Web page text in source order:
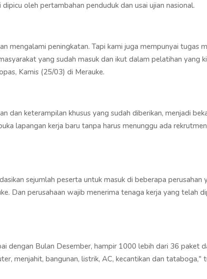
oleh pertambahan penduduk dan usai ujian nasional.
mengalami peningkatan. Tapi kami juga mempunyai tugas
yang sudah masuk dan ikut dalam pelatihan yang
Kamis (25/03) di Merauke.
dan keterampilan khusus yang sudah diberikan, menjadi
lapangan kerja baru tanpa harus menunggu ada
sejumlah peserta untuk masuk di beberapa perusahan
Dan perusahaan wajib menerima tenaga kerja yang telah
dengan Bulan Desember, hampir 1000 lebih dari 36 paket
menjahit, bangunan, listrik, AC, kecantikan dan tataboga,"